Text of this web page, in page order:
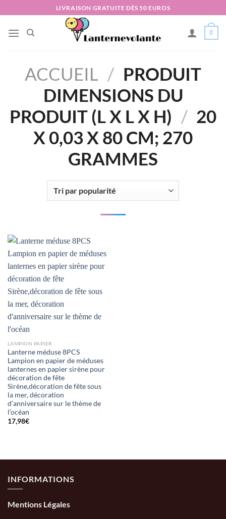
au
contenu
LIVRAISON GRATUITE DÈS 50 EUROS
0
ACCUEIL / PRODUIT
DIMENSIONS DU
PRODUIT (L X L X H) / ‎20
X 0,03 X 80 CM; 270
GRAMMES
LAMPION PAPIER
Lanterne méduse 8PCS
Lampion en papier de méduses
lanternes en papier sirène pour
décoration de fête
Sirène,décoration de fête sous
la mer, décoration
d’anniversaire sur le thème de
l’océan
17,98€
INFORMATIONS
Mentions Légales